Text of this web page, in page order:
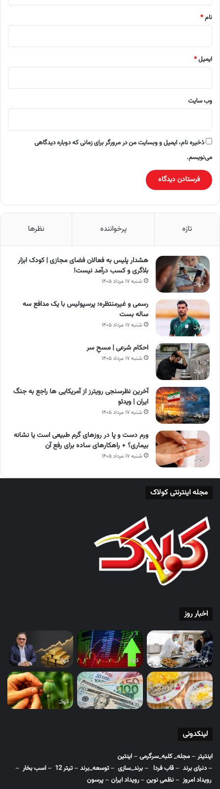
نام*
ایمیل*
وب‌ سایت
ذخیره نام، ایمیل و وبسایت من در مرورگر برای زمانی که دوباره دیدگاهی
می‌نویسم.
تازه پرخواننده نظرها
هشدار پلیس به فعالان فضای مجازی | کودک ابزار
بلاگری و کسب درآمد نیست!
شنبه ۱۷ مرداد ۱۴۰۵
رسمی و غیرمنتظره؛ پرسپولیس با یک مدافع سه
ساله بست
شنبه ۱۷ مرداد ۱۴۰۵
احکام شرعی | مسحِ سر
شنبه ۱۷ مرداد ۱۴۰۵
آخرین نظرسنجی‌ رویترز از آمریکایی ها راجع‌ به جنگ
ایران | ویدئو
شنبه ۱۷ مرداد ۱۴۰۵
ورم دست و پا در روزهای گرم طبیعی است یا نشانه
بیماری؟ + راهکارهای ساده برای رفع آن
شنبه ۱۷ مرداد ۱۴۰۵
مجله اینترنتی کولاک
اخبار روز
لینکدونی
اینتیتر – مجله_ کلبه_سرگرمی – اینتین
– دنیای برند – قاب فردا – برند_سازی – توسعه_برند – تیتر 12 – اسب بخار –
رویداد امروز – نظمی نوین –رویداد ایران – پرسون